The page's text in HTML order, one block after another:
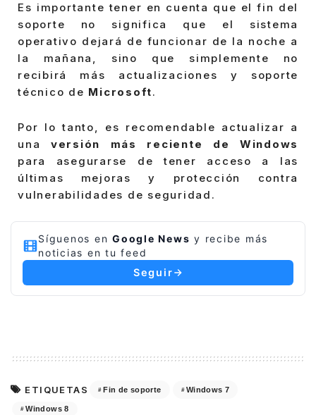
Es importante tener en cuenta que el fin del
soporte no significa que el sistema
operativo dejará de funcionar de la noche a
la mañana, sino que simplemente no
recibirá más actualizaciones y soporte
técnico de Microsoft.
Por lo tanto, es recomendable actualizar a
una
versión más reciente de Windows
para asegurarse de tener acceso a las
últimas mejoras y protección contra
vulnerabilidades de seguridad.
Síguenos en Google News y recibe más
noticias en tu feed
Seguir
ETIQUETAS Fin de soporte Windows 7
Windows 8